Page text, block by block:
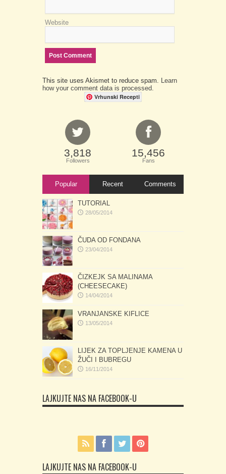
Website
This site uses Akismet to reduce spam. Learn
how your comment data is processed.
Vrhunski Recepti
3,818
Followers
15,456
Fans
Popular Recent Comments
TUTORIAL
28/05/2014
ČUDA OD FONDANA
23/04/2014
ČIZKEJK SA MALINAMA
(CHEESECAKE)
14/04/2014
VRANJANSKE KIFLICE
13/05/2014
LIJEK ZA TOPLJENJE KAMENA U
ŽUČI I BUBREGU
16/11/2014
LAJKUJTE NAS NA FACEBOOK-U
LAJKUJTE NAS NA FACEBOOK-U